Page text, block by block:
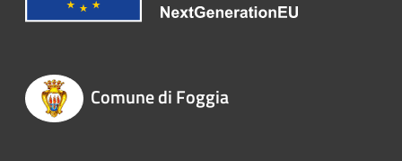
Comune di Foggia